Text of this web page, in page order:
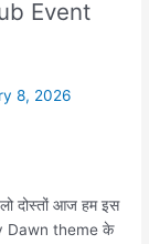
Event
8, 2026
दोस्तों आज हम इस
Dawn theme के